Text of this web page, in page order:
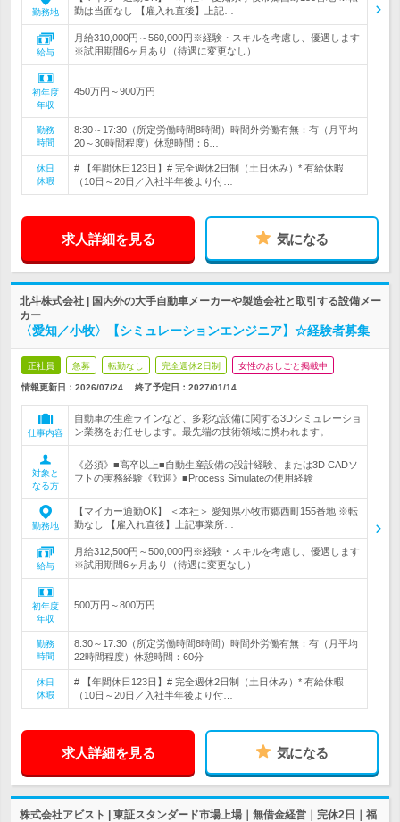
勤務地
勤は当面なし 【雇入れ直後】上記…
給与
月給310,000円～560,000円※経験・スキルを考慮し、優遇します
※試用期間6ヶ月あり（待遇に変更なし）
初年度
年収
450万円～900万円
勤務
時間
8:30～17:30（所定労働時間8時間）時間外労働有無：有（月平均
20～30時間程度）休憩時間：6…
休日
休暇
# 【年間休日123日】# 完全週休2日制（土日休み）* 有給休暇
（10日～20日／入社半年後より付…
求人詳細を見る 気になる
北斗株式会社 | 国内外の大手自動車メーカーや製造会社と取引する設備メー
カー
〈愛知／小牧〉【シミュレーションエンジニア】☆経験者募集
正社員 急募 転勤なし 完全週休2日制 女性のおしごと掲載中
情報更新日：2026/07/24 終了予定日： 2027/01/14
仕事内容
自動車の生産ラインなど、多彩な設備に関する3Dシミュレーショ
ン業務をお任せします。最先端の技術領域に携われます。
対象と
なる方
《必須》■高卒以上■自動生産設備の設計経験、または3D CADソ
フトの実務経験《歓迎》■Process Simulateの使用経験
勤務地
【マイカー通勤OK】 ＜本社＞ 愛知県小牧市郷西町155番地 ※転
勤なし 【雇入れ直後】上記事業所…
給与
月給312,500円～500,000円※経験・スキルを考慮し、優遇します
※試用期間6ヶ月あり（待遇に変更なし）
初年度
年収
500万円～800万円
勤務
時間
8:30～17:30（所定労働時間8時間）時間外労働有無：有（月平均
22時間程度）休憩時間：60分
休日
休暇
# 【年間休日123日】# 完全週休2日制（土日休み）* 有給休暇
（10日～20日／入社半年後より付…
求人詳細を見る 気になる
株式会社アビスト | 東証スタンダード市場上場｜無借金経営｜完休2日｜福